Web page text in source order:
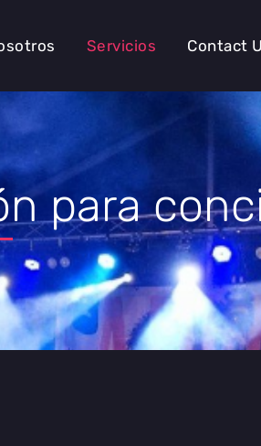
Servicios Contact
para